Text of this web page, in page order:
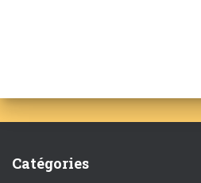
Catégories